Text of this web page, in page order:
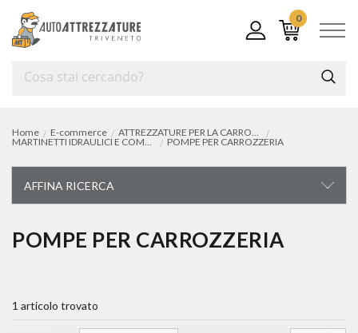
0
Home E-commerce
ATTREZZATURE PER LA CARROZZERIA
MARTINETTI IDRAULICI E COMPLEMENTI DA TIRO
POMPE PER CARROZZERIA
AFFINA RICERCA
ATTREZZATURE PER LA CARROZZERIA
kit per saldatura e accessori
POMPE PER CARROZZERIA
1 articolo trovato